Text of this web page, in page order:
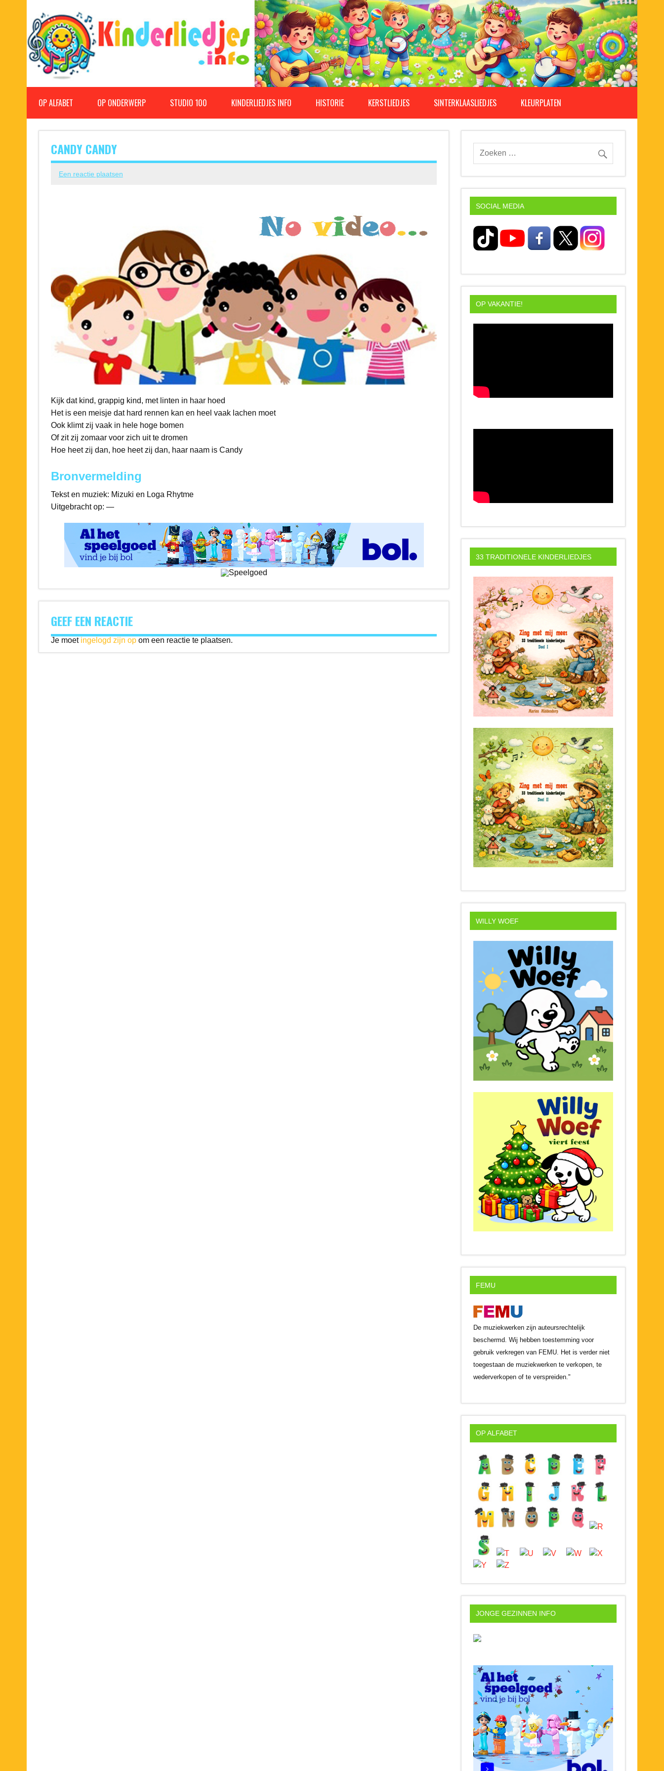
Kinderliedjes
OP ALFABET OP ONDERWERP STUDIO 100 KINDERLIEDJES INFO HISTORIE KERSTLIEDJES SINTERKLAASLIEDJES KLEURPLATEN
CANDY CANDY
Een reactie plaatsen
Kijk dat kind, grappig kind, met linten in haar hoed
Het is een meisje dat hard rennen kan en heel vaak lachen moet
Ook klimt zij vaak in hele hoge bomen
Of zit zij zomaar voor zich uit te dromen
Hoe heet zij dan, hoe heet zij dan, haar naam is Candy
Bronvermelding
Tekst en muziek: Mizuki en Loga Rhytme
Uitgebracht op: —
GEEF EEN REACTIE
Je moet ingelogd zijn opom een reactie te plaatsen.
SOCIAL MEDIA
OP VAKANTIE!
33 TRADITIONELE KINDERLIEDJES
WILLY WOEF
FEMU
De muziekwerken zijn auteursrechtelijk
beschermd. Wij hebben toestemming voor
gebruik verkregen van FEMU. Het is verder niet
toegestaan de muziekwerken te verkopen, te
wederverkopen of te verspreiden."
OP ALFABET
JONGE GEZINNEN INFO